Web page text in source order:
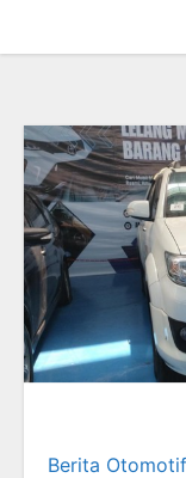
Berita Otomotif